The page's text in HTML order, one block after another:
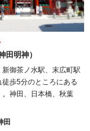
田明神）
新御茶ノ水駅、末広町駅
徒歩5分のところにある
。神田、日本橋、秋葉
田